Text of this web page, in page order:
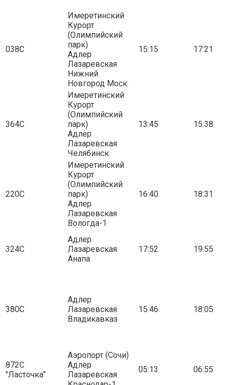
038С
Имеретинский
Курорт
(Олимпийский
парк)
Адлер
Лазаревская
Нижний
Новгород Моск.
15:15 17:21
364С
Имеретинский
Курорт
(Олимпийский
парк)
Адлер
Лазаревская
Челябинск
13:45 15:38
220С
Имеретинский
Курорт
(Олимпийский
парк)
Адлер
Лазаревская
Вологда-1
16:40 18:31
324С
Адлер
Лазаревская
Анапа
17:52 19:55
380С
Адлер
Лазаревская
Владикавказ
15:46 18:05
872С
"Ласточка"
Аэропорт (Сочи)
Адлер
Лазаревская
05:13 06:55